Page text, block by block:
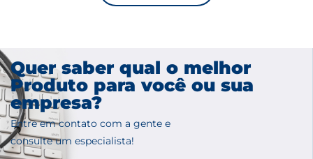
Quer saber qual o melhor
Produto para você ou sua
empresa?
Entre em contato com a gente e
consulte um especialista!